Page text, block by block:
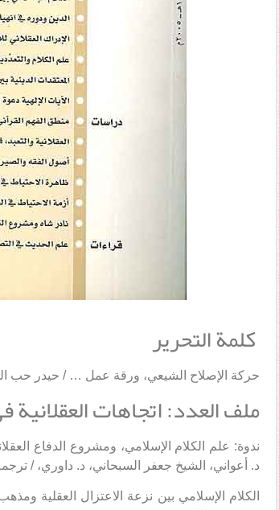
كلمة التحرير
حركة الإصلاح الشيعي، ورقة عمل … / حيدر حب
ملف العدد: اتجاهات العقلانیة
ندوة: علم الكلام الإسلامي، ومشروع الدفاع
د. أعواني، الشيخ جعفر السبحاني، د. داوري، /
الكلام الإسلامي بين نزعة الاعتزال العقلية